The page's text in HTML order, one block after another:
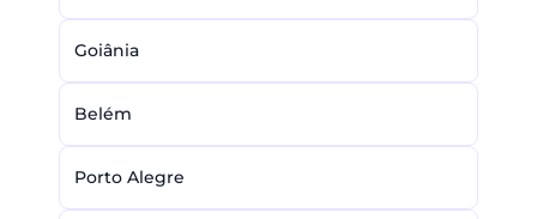
Goiânia
Belém
Porto Alegre